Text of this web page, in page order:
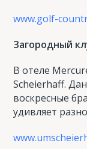
www.golf-
Загородный
В отеле
Scheierhaff.
воскресные
удивляет